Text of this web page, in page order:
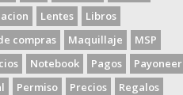
Lentes
Libros
compras
Maquillaje
MSP
Notebook Pagos
Payoneer
Permiso Precios
Regalos